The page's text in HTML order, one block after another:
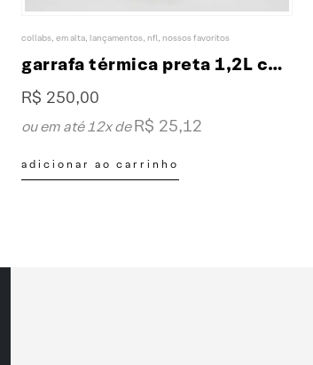
collabs, em alta, lançamentos, nfl, nossos favoritos
garrafa térmica preta 1,2L collab XP & NFL
R$ 250,00
ou em até 12x deR$ 25,12
adicionar ao carrinho